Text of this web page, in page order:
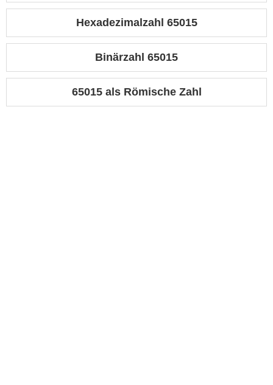
Hexadezimalzahl 65015
Binärzahl 65015
65015 als Römische Zahl